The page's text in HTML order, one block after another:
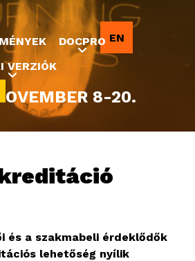
to navigation
8-20.
és a szakmabeli érdeklődők
lehetőség nyílik
DOCPRO
VERZIÓK
EN